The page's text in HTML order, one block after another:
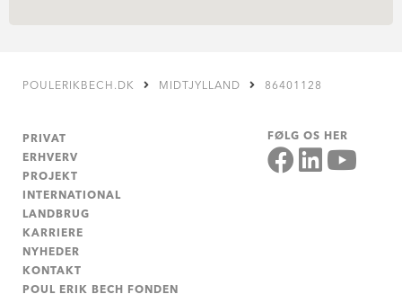
POULERIKBECH.DK MIDTJYLLAND 86401128
PRIVAT
ERHVERV
PROJEKT
INTERNATIONAL
LANDBRUG
KARRIERE
NYHEDER
KONTAKT
POUL ERIK BECH FONDEN
FØLG OS HER